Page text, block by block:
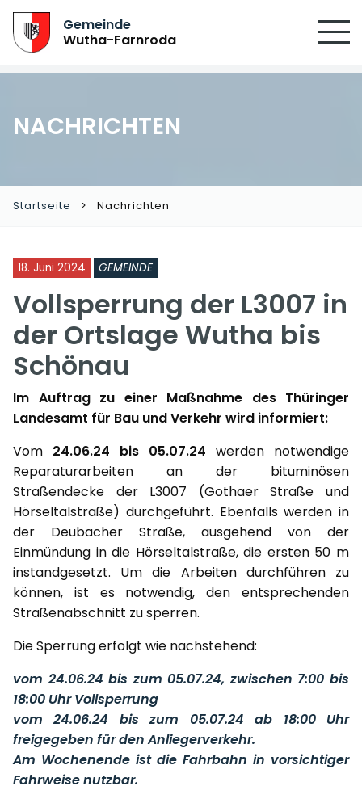
Gemeinde
Wutha-Farnroda
NACHRICHTEN
Startseite Nachrichten
18. Juni 2024 GEMEINDE
Vollsperrung der L3007 in
der Ortslage Wutha bis
Schönau
Im Auftrag zu einer Maßnahme des Thüringer
Landesamt für Bau und Verkehr wird informiert:
Vom 24.06.24 bis 05.07.24 werden notwendige
Reparaturarbeiten an der bituminösen
Straßendecke der L3007 (Gothaer Straße und
Hörseltalstraße) durchgeführt. Ebenfalls werden in
der Deubacher Straße, ausgehend von der
Einmündung in die Hörseltalstraße, die ersten 50 m
instandgesetzt. Um die Arbeiten durchführen zu
können, ist es notwendig, den entsprechenden
Straßenabschnitt zu sperren.
Die Sperrung erfolgt wie nachstehend:
vom 24.06.24 bis zum 05.07.24, zwischen 7:00 bis
18:00 Uhr Vollsperrung
vom 24.06.24 bis zum 05.07.24 ab 18:00 Uhr
freigegeben für den Anliegerverkehr.
Am Wochenende ist die Fahrbahn in vorsichtiger
Fahrweise nutzbar.